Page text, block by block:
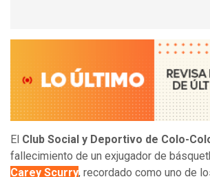
El Club Social y Deportivo de Colo-
fallecimiento de un exjugador de
Carey Scurry, recordado como uno de